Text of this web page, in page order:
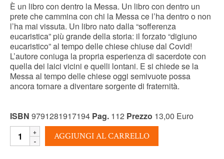
È un libro con dentro la Messa. Un libro con dentro un
prete che cammina con chi la Messa ce l’ha dentro o non
l’ha mai vissuta. Un libro nato dalla “sofferenza
eucaristica” più grande della storia: il forzato “digiuno
eucaristico” al tempo delle chiese chiuse dal Covid!
L’autore coniuga la propria esperienza di sacerdote con
quella dei laici vicini e quelli lontani. E si chiede se la
Messa al tempo delle chiese oggi semivuote possa
ancora tornare a diventare sorgente di fraternità.
ISBN 9791281917194 Pag. 112 Prezzo 13,00 Euro
EUCARISTIAAGGIUNGI AL CARRELLO